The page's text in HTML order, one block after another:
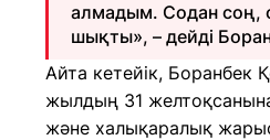
алмадым. Содан соң,
шықты», – дейді
Айта кетейік, Боранбек
жылдың 31
және халықаралық